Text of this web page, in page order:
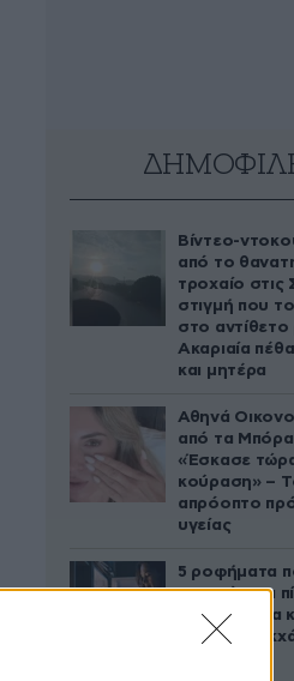
Βίντεο-
από το
τροχαίο στις
στιγμή που το
στο
Ακαριαία
και μητέρα
Αθηνά
από τα
«Έσκασε
κούραση» –
απρόοπτο
υγείας
5 ροφήματα
μπορείτε να
τον ύπνο για
επίπεδα